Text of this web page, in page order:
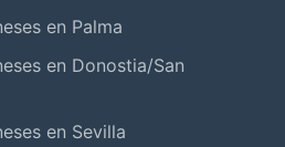
en Palma
en Donostia/San
en Sevilla